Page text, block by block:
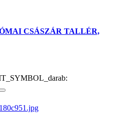
CSÁSZÁR TALLÉR,